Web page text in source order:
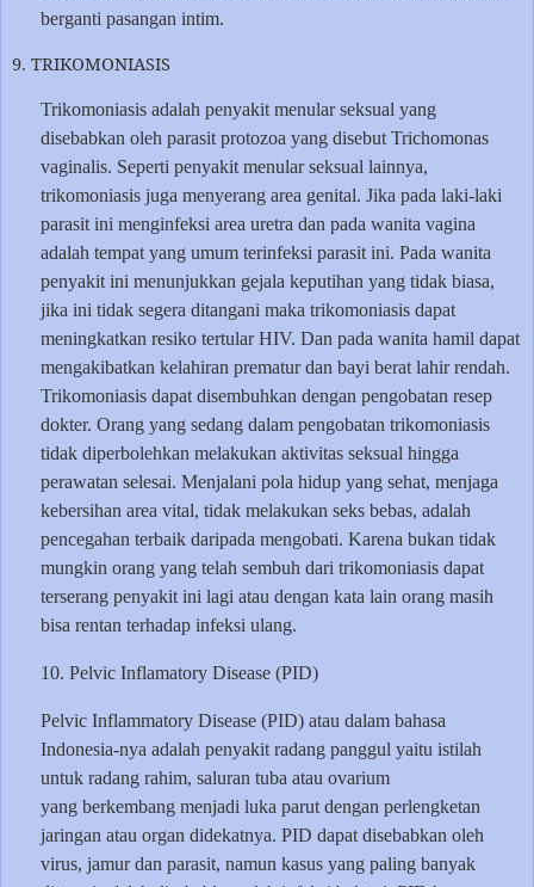
berganti pasangan intim.
9. TRIKOMONIASIS
Trikomoniasis adalah penyakit menular seksual yang
disebabkan oleh parasit protozoa yang disebut Trichomonas
vaginalis. Seperti penyakit menular seksual lainnya,
trikomoniasis juga menyerang area genital. Jika pada laki-laki
parasit ini menginfeksi area uretra dan pada wanita vagina
adalah tempat yang umum terinfeksi parasit ini. Pada wanita
penyakit ini menunjukkan gejala keputihan yang tidak biasa,
jika ini tidak segera ditangani maka trikomoniasis dapat
meningkatkan resiko tertular HIV. Dan pada wanita hamil dapat
mengakibatkan kelahiran prematur dan bayi berat lahir rendah.
Trikomoniasis dapat disembuhkan dengan pengobatan resep
dokter. Orang yang sedang dalam pengobatan trikomoniasis
tidak diperbolehkan melakukan aktivitas seksual hingga
perawatan selesai. Menjalani pola hidup yang sehat, menjaga
kebersihan area vital, tidak melakukan seks bebas, adalah
pencegahan terbaik daripada mengobati. Karena bukan tidak
mungkin orang yang telah sembuh dari trikomoniasis dapat
terserang penyakit ini lagi atau dengan kata lain orang masih
bisa rentan terhadap infeksi ulang.
10. Pelvic Inflamatory Disease (PID)
Pelvic Inflammatory Disease (PID) atau dalam bahasa
Indonesia-nya adalah penyakit radang panggul yaitu istilah
untuk radang rahim, saluran tuba atau ovarium
yang berkembang menjadi luka parut dengan perlengketan
jaringan atau organ didekatnya. PID dapat disebabkan oleh
virus, jamur dan parasit, namun kasus yang paling banyak